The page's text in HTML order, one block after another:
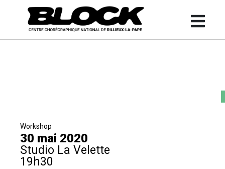
Workshop
30 mai 2020
Studio La Velette
19h30